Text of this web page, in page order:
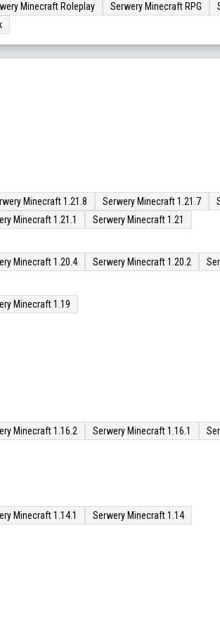
Minecraft Roleplay Serwery Minecraft RPG
Minecraft 1.21.8 Serwery Minecraft 1.21.7
Minecraft 1.21.1 Serwery Minecraft 1.21
Minecraft 1.20.4 Serwery Minecraft 1.20.2
Minecraft 1.19
Minecraft 1.16.2 Serwery Minecraft 1.16.1
Minecraft 1.14.1 Serwery Minecraft 1.14